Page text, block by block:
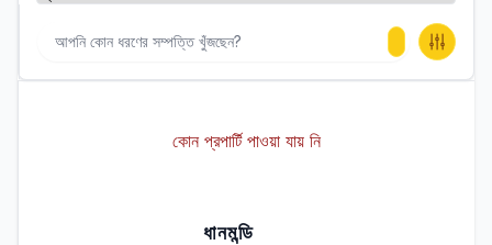
কোন প্রপার্টি পাওয়া যায় নি
ধানমন্ডি